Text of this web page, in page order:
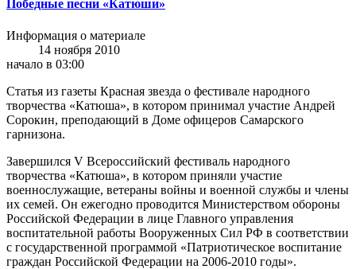
Победные песни «Катюши»
Информация о материале
14 ноября 2010
начало в 03:00
Статья из газеты Красная звезда о фестивале народного
творчества «Катюша», в котором принимал участие Андрей
Сорокин, преподающий в Доме офицеров Самарского
гарнизона.
Завершился V Всероссийский фестиваль народного
творчества «Катюша», в котором приняли участие
военнослужащие, ветераны войны и военной службы и члены
их семей. Он ежегодно проводится Министерством обороны
Российской Федерации в лице Главного управления
воспитательной работы Вооруженных Сил РФ в соответствии
с государственной программой «Патриотическое воспитание
граждан Российской Федерации на 2006-2010 годы».